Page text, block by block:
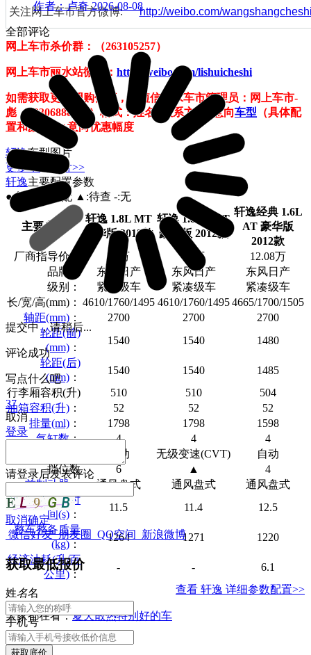
关注网上车市官方微博:
http://weibo.com/
网上车市杀价群：（263105257）
网上车市丽水站微博： http://weibo.com/lishuicheshi
如需获取更大团购优惠，请短信丽水车市管理员：网上车市-
彪（13306888511）格式：姓名+联系方式+意向车型 （具体配
置和颜色）+意向优惠幅度
轩逸车型图片
更多车型图片>>
轩逸主要配置参数
●:标配 ○:选配 ▲:待查 -:无
主要参数
轩逸 1.8L MT
豪华版 2012款
轩逸 1.8L CVT
豪华版 2012款
轩逸经典 1.6L
AT 豪华版
2012款
厂商指导价：
14万 15万
12.08万
品牌：
东风日产 东风日产
东风日产
级别：
紧凑级车 紧凑级车
紧凑级车
长/宽/高(mm)： 4610/1760/1495 4610/1760/1495 4665/1700/1505
轴距(mm) ： 2700 2700
2700
轮距(前)
(mm) ：
1540 1540
1480
轮距(后)
(mm) ：
1540 1540
1485
行李厢容积(升)
510 510
504
油箱容积(升) ： 52 52
52
排量(ml) ： 1798 1798
1598
气缸数： 4 4
4
手动 无级变速(CVT)
自动
挡位数
6 ▲
4
前制动器： 通风盘式 通风盘式
通风盘式
100公里加速时
间(s) ：
11.5 11.4
12.5
整车整备质量
(kg) ：
1264 1271
1220
经济油耗(升/百
公里)：
- -
6.1
查看 轩逸 详细参数配置>>
大家都在看：夏天散热特别好的车
作者：卢奇 2026-08-08
全部评论
提交中，请稍后...
评论成功
写点什么吧
37
取消
登录
请登录后发表评论
取消确定
微信好友 朋友圈 QQ空间 新浪微博
获取最低报价
姓名名
手机号
获取底价